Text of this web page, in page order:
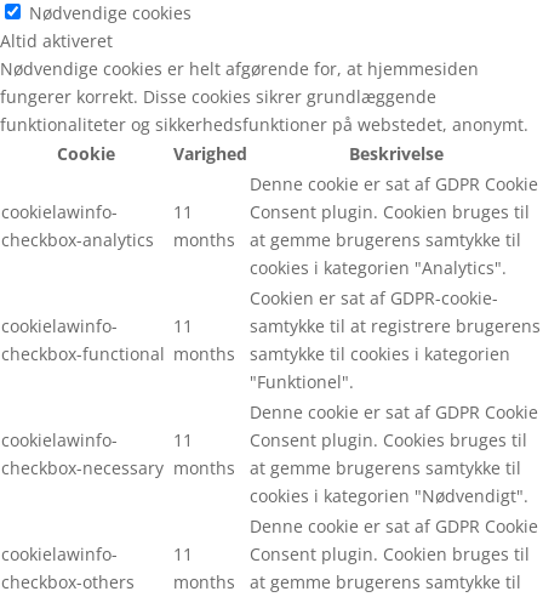
Nødvendige cookies
Altid aktiveret
Nødvendige cookies er helt afgørende for, at hjemmesiden
fungerer korrekt. Disse cookies sikrer grundlæggende
funktionaliteter og sikkerhedsfunktioner på webstedet, anonymt.
Cookie
Varighed Beskrivelse
cookielawinfo-
checkbox-analytics
11
months
Denne cookie er sat af GDPR Cookie
Consent plugin. Cookien bruges til
at gemme brugerens samtykke til
cookies i kategorien "Analytics".
cookielawinfo-
checkbox-functional
11
months
Cookien er sat af GDPR-cookie-
samtykke til at registrere brugerens
samtykke til cookies i kategorien
"Funktionel".
cookielawinfo-
checkbox-necessary
11
months
Denne cookie er sat af GDPR Cookie
Consent plugin. Cookies bruges til
at gemme brugerens samtykke til
cookies i kategorien "Nødvendigt".
cookielawinfo-
checkbox-others
11
months
Denne cookie er sat af GDPR Cookie
Consent plugin. Cookien bruges til
at gemme brugerens samtykke til